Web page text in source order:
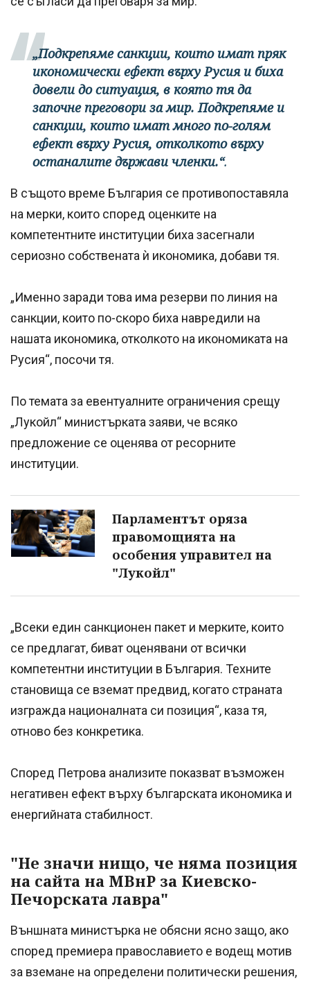
„Подкрепяме санкции, които имат пряк
икономически ефект върху Русия и биха
довели до ситуация, в която тя да
започне преговори за мир. Подкрепяме и
санкции, които имат много по-голям
ефект върху Русия, отколкото върху
останалите държави членки.“.
В същото време България се противопоставяла
на мерки, които според оценките на
компетентните институции биха засегнали
сериозно собствената ѝ икономика, добави тя.
„Именно заради това има резерви по линия на
санкции, които по-скоро биха навредили на
нашата икономика, отколкото на икономиката на
Русия“, посочи тя.
По темата за евентуалните ограничения срещу
„Лукойл“ министърката заяви, че всяко
предложение се оценява от ресорните
институции.
Парламентът оряза
правомощията на
особения управител на
"Лукойл"
„Всеки един санкционен пакет и мерките, които
се предлагат, биват оценявани от всички
компетентни институции в България. Техните
становища се вземат предвид, когато страната
изгражда националната си позиция“, каза тя,
отново без конкретика.
Според Петрова анализите показват възможен
негативен ефект върху българската икономика и
енергийната стабилност.
"Не значи нищо, че няма позиция
на сайта на МВнР за Киевско-
Печорската лавра"
Външната министърка не обясни ясно защо, ако
според премиера православието е водещ мотив
за вземане на определени политически решения,